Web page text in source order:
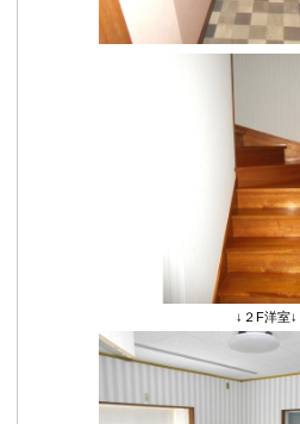
↓２F洋室↓